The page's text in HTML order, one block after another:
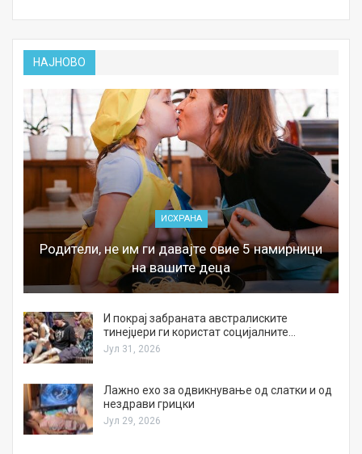
НАЈНОВО
ИСХРАНА
Родители, не им ги давајте овие 5 намирници
на вашите деца
И покрај забраната австралиските
тинејџери ги користат социјалните…
Јул 31, 2026
Лажно ехо за одвикнување од слатки и од
нездрави грицки
Јул 29, 2026